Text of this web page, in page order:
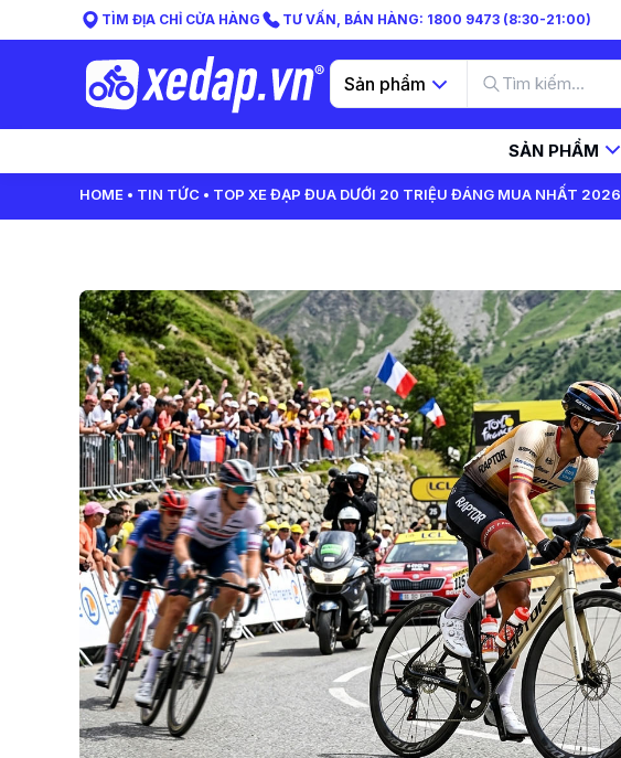
TÌM ĐỊA CHỈ CỬA HÀNG TƯ VẤN, BÁN HÀNG: 1800 9473 (8:30-21:00)
Sản phẩm
SẢN PHẨM
HOME TIN TỨC TOP XE ĐẠP ĐUA DƯỚI 20 TRIỆU ĐÁNG MUA NHẤT 2026